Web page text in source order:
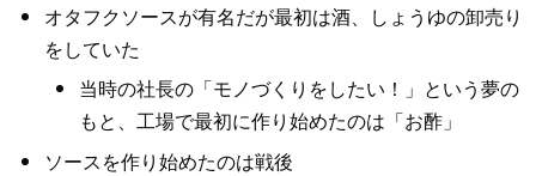
オタフクソースが有名だが最初は酒、しょうゆの卸売り
をしていた
当時の社長の「モノづくりをしたい！」という夢の
もと、工場で最初に作り始めたのは「お酢」
ソースを作り始めたのは戦後